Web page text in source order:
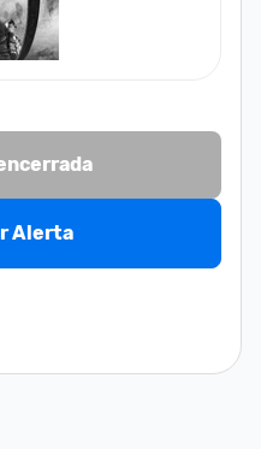
Alerta